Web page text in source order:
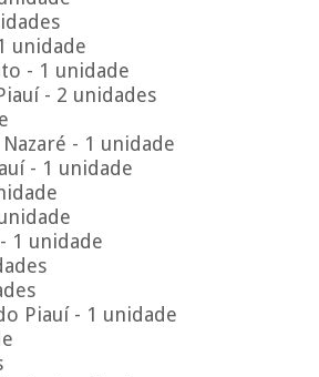
unidade
- 1 unidade
- 2 unidades
- 1 unidade
- 1 unidade
1 unidade
Piauí - 1 unidade